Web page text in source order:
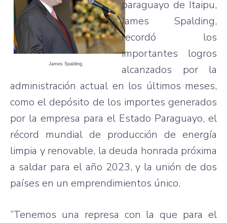
James Spalding.
paraguayo de Itaipu,
James Spalding,
recordó los
importantes logros
alcanzados por la
administración actual en los últimos meses,
como el depósito de los importes generados
por la empresa para el Estado Paraguayo, el
récord mundial de producción de energía
limpia y renovable, la deuda honrada próxima
a saldar para el año 2023, y la unión de dos
países en un emprendimientos único.
“Tenemos una represa con la que para el